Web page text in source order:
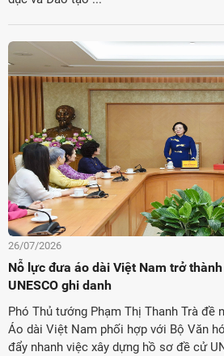
26/07/2026
Nỗ lực đưa áo dài Việt Nam trở
UNESCO ghi danh
Phó Thủ tướng Phạm Thị Thanh Trà đề
Áo dài Việt Nam phối hợp với Bộ Văn
đẩy nhanh việc xây dựng hồ sơ đề cử